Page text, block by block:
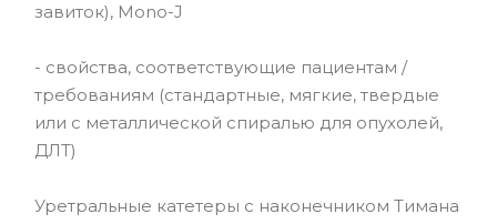
завиток), Mono-J
- свойства, соответствующие пациентам /
требованиям (стандартные, мягкие, твердые
или с металлической спиралью для опухолей,
ДЛТ)
Уретральные катетеры с наконечником Тимана